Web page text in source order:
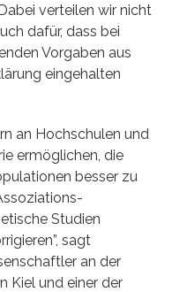
verteilen wir nicht
dafür, dass bei
Vorgaben aus
eingehalten
an Hochschulen und
ermöglichen, die
besser zu
Studien
sagt
an der
Kiel und einer der